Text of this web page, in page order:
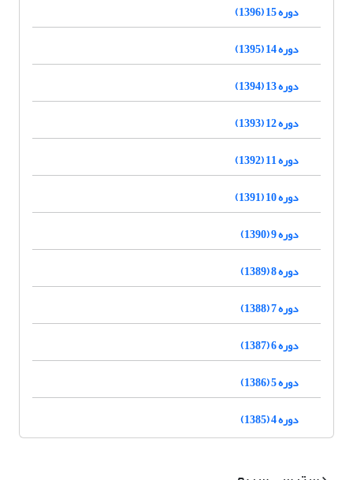
دوره 15 (1396)
دوره 14 (1395)
دوره 13 (1394)
دوره 12 (1393)
دوره 11 (1392)
دوره 10 (1391)
دوره 9 (1390)
دوره 8 (1389)
دوره 7 (1388)
دوره 6 (1387)
دوره 5 (1386)
دوره 4 (1385)